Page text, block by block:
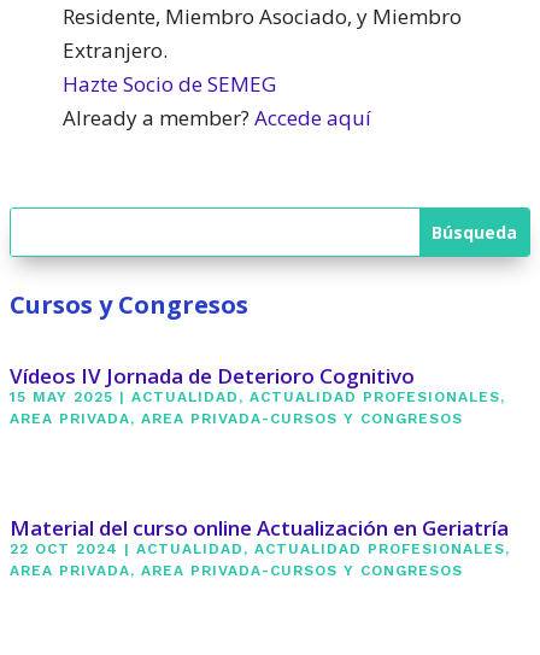
Residente, Miembro Asociado, y Miembro
Extranjero.
Hazte Socio de SEMEG
Already a member? Accede aquí
Cursos y Congresos
Vídeos IV Jornada de Deterioro Cognitivo
15 MAY 2025 |ACTUALIDAD ,ACTUALIDAD PROFESIONALES,
AREA PRIVADA,AREA PRIVADA-CURSOS Y CONGRESOS
Material del curso online Actualización en Geriatría
22 OCT 2024 |ACTUALIDAD ,ACTUALIDAD PROFESIONALES,
AREA PRIVADA,AREA PRIVADA-CURSOS Y CONGRESOS